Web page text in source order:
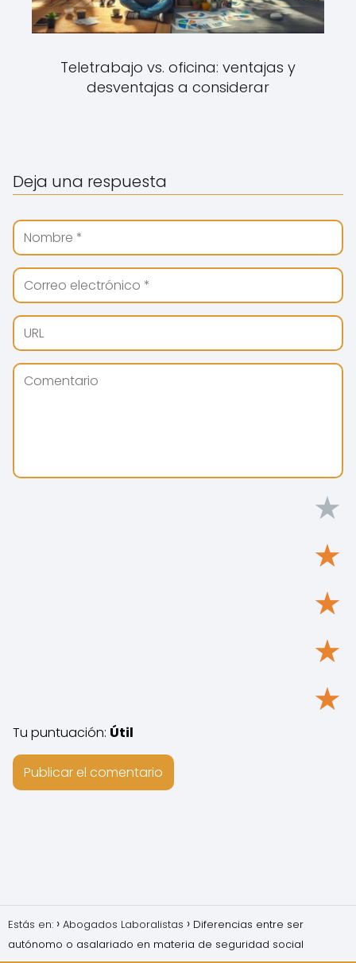
Teletrabajo vs. oficina: ventajas y
desventajas a considerar
Deja una respuesta
★
★
★
★
★
Tu puntuación: Útil
Estás en: Abogados Laboralistas
Diferencias entre ser
autónomo o asalariado en materia de seguridad social